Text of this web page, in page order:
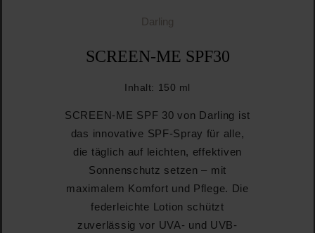
Darling
SCREEN-ME SPF30
Inhalt: 150 ml
SCREEN-ME SPF 30 von Darling ist
das innovative SPF-Spray für alle,
die täglich auf leichten, effektiven
Sonnenschutz setzen – mit
maximalem Komfort und Pflege. Die
federleichte Lotion schützt
zuverlässig vor UVA- und UVB-